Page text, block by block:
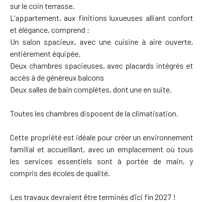
sur le coin terrasse.
L'appartement, aux finitions luxueuses alliant confort
et élégance, comprend :
Un salon spacieux, avec une cuisine à aire ouverte,
entièrement équipée.
Deux chambres spacieuses, avec placards intégrés et
accès à de généreux balcons
Deux salles de bain complètes, dont une en suite.
Toutes les chambres disposent de la climatisation.
Cette propriété est idéale pour créer un environnement
familial et accueillant, avec un emplacement où tous
les services essentiels sont à portée de main, y
compris des écoles de qualité.
Les travaux devraient être terminés d’ici fin 2027 !